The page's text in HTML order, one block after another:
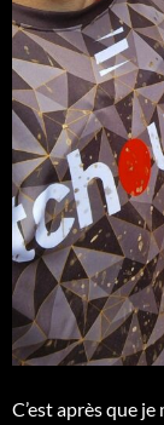
C’est après que